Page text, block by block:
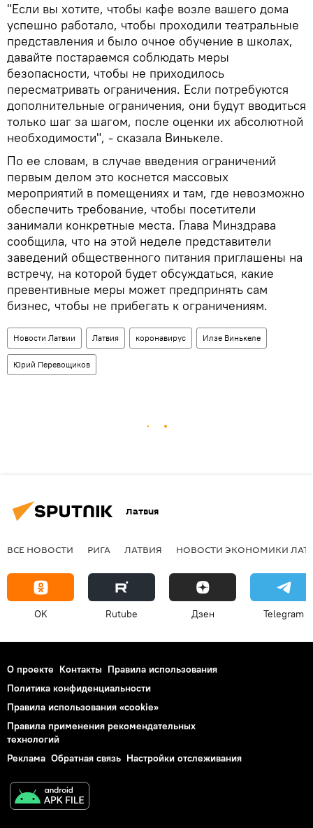
"Если вы хотите, чтобы кафе возле вашего дома
успешно работало, чтобы проходили театральные
представления и было очное обучение в школах,
давайте постараемся соблюдать меры
безопасности, чтобы не приходилось
пересматривать ограничения. Если потребуются
дополнительные ограничения, они будут вводиться
только шаг за шагом, после оценки их абсолютной
необходимости", - сказала Винькеле.
По ее словам, в случае введения ограничений
первым делом это коснется массовых
мероприятий в помещениях и там, где невозможно
обеспечить требование, чтобы посетители
занимали конкретные места. Глава Минздрава
сообщила, что на этой неделе представители
заведений общественного питания приглашены на
встречу, на которой будет обсуждаться, какие
превентивные меры может предпринять сам
бизнес, чтобы не прибегать к ограничениям.
Новости Латвии Латвия коронавирус Илзе Винькеле
Юрий Перевощиков
Латвия
ВСЕ НОВОСТИ РИГА ЛАТВИЯ НОВОСТИ ЭКОНОМИКИ
OK Rutube Дзен Telegram
О проекте Контакты Правила использования
Политика конфиденциальности
Правила использования «cookie»
Правила применения рекомендательных
технологий
Реклама Обратная связь Настройки отслеживания